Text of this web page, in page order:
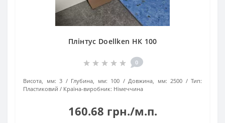
Плінтус Doellken НК 100
0
Висота, мм: 3 Глубина, мм: 100 Довжина, мм: 2500
Тип:
Пластиковий
Країна-виробник: Німеччина
160.68 грн./м.п.